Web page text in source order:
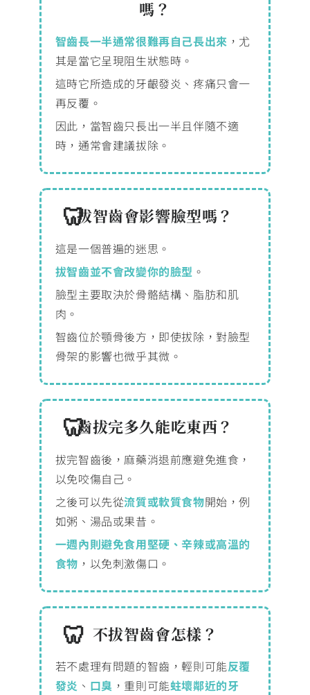
嗎？
智齒長一半通常很難再自己長出來 ，尤
其是當它呈現阻生狀態時。
這時它所造成的牙齦發炎、疼痛只會一
再反覆。
因此，當智齒只長出一半且伴隨不適
時，通常會建議拔除。
拔智齒會影響臉型嗎？
這是一個普遍的迷思。
拔智齒並不會改變你的臉型 。
臉型主要取決於骨骼結構、脂肪和肌
肉。
智齒位於顎骨後方，即使拔除，對臉型
骨架的影響也微乎其微。
齒拔完多久能吃東西？
拔完智齒後，麻藥消退前應避免進食，
以免咬傷自己。
之後可以先從流質或軟質食物開始，例
如粥、湯品或果昔。
一週內則避免食用堅硬、辛辣或高溫的
食物 ，以免刺激傷口。
不拔智齒會怎樣？
若不處理有問題的智齒，輕則可能反覆
發炎 、 口臭 ，重則可能蛀壞鄰近的牙